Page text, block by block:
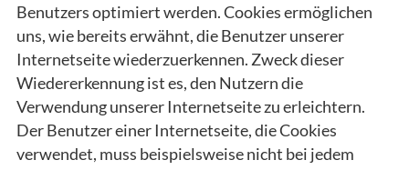
Benutzers optimiert werden. Cookies ermöglichen
uns, wie bereits erwähnt, die Benutzer unserer
Internetseite wiederzuerkennen. Zweck dieser
Wiedererkennung ist es, den Nutzern die
Verwendung unserer Internetseite zu erleichtern.
Der Benutzer einer Internetseite, die Cookies
verwendet, muss beispielsweise nicht bei jedem